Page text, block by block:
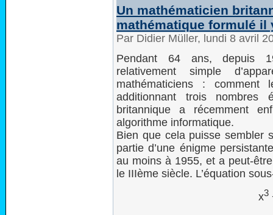
Un mathématicien
mathématique formulé il
Par Didier Müller, lundi 8 avril
Pendant 64 ans, depuis
relativement simple
mathématiciens :
additionnant trois
britannique a récemment
algorithme informatique.
Bien que cela puisse sembler
partie d’une énigme
au moins à 1955, et a peut-
le IIIème siècle. L’équation
x3